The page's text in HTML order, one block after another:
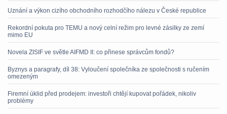
Uznání a výkon cizího obchodního rozhodčího nálezu v České republice
Rekordní pokuta pro TEMU a nový celní režim pro levné zásilky ze zemí
mimo EU
Novela ZISIF ve světle AIFMD II: co přinese správcům fondů?
Byznys a paragrafy, díl 38: Vyloučení společníka ze společnosti s ručením
omezeným
Firemní úklid před prodejem: investoři chtějí kupovat pořádek, nikoliv
problémy